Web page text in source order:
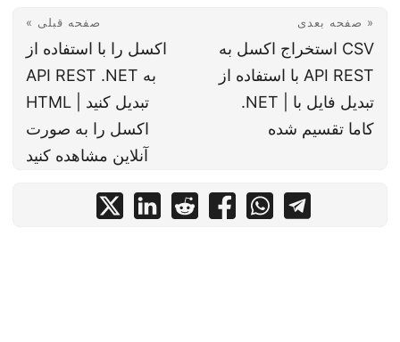
« صفحه قبلی
اکسل را با استفاده از
API REST .NET به
HTML تبدیل کنید |
اکسل را به صورت
آنلاین مشاهده کنید
صفحه بعدی »
استخراج اکسل به CSV
با استفاده از API REST
.NET | تبدیل فایل با
کاما تقسیم شده